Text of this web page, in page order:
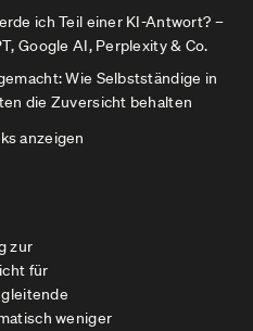
ich Teil einer KI-Antwort? –
Google AI, Perplexity & Co.
Wie Selbstständige in
die Zuversicht behalten
anzeigen
zur
für
weniger